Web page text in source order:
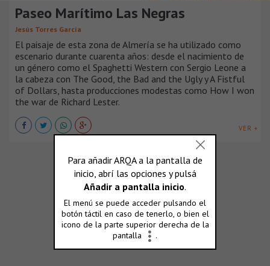
Paseo Marítimo Las Negras
Jesús Torres García
El paisaje de esta zona de Almería se ha utilizado como
escenario durante cuarenta años: desde el nacimiento de
un género como el Spaghetti Western con Sergio Leone a
la cabeza con The Good, the Bad and the Ugly y A Fistful
of Dollars, hasta producciones modestas como How I won
the war de Richard Lester.
VER +